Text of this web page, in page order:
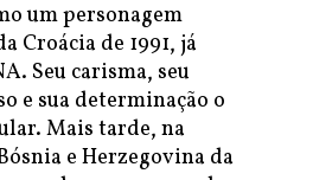
um personagem
Croácia de 1991, já
Seu carisma, seu
e sua determinação o
Mais tarde, na
e Herzegovina da